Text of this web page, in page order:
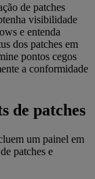
de patches
visibilidade
e entenda
dos patches em
pontos cegos
a conformidade
de patches
um painel em
patches e